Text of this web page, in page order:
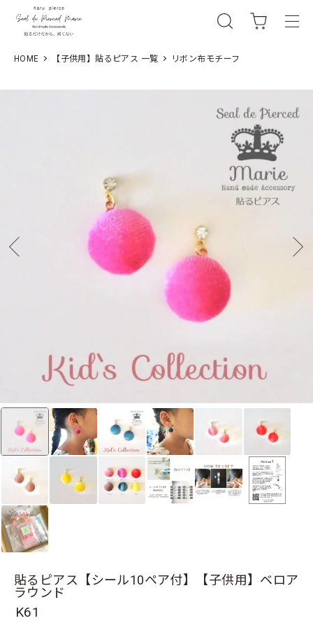
HOME 【子供用】貼るピアス 一覧 リボン布モチーフ
貼るピアス【シール10ペア付】【子供用】ベロア
ラウンド
K61